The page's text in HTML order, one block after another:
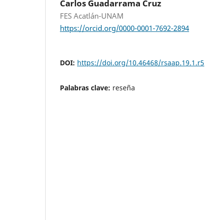
Carlos Guadarrama Cruz
FES Acatlán-UNAM
https://orcid.org/0000-0001-7692-2894
DOI: https://doi.org/10.46468/rsaap.19.1.r5
Palabras clave: reseña